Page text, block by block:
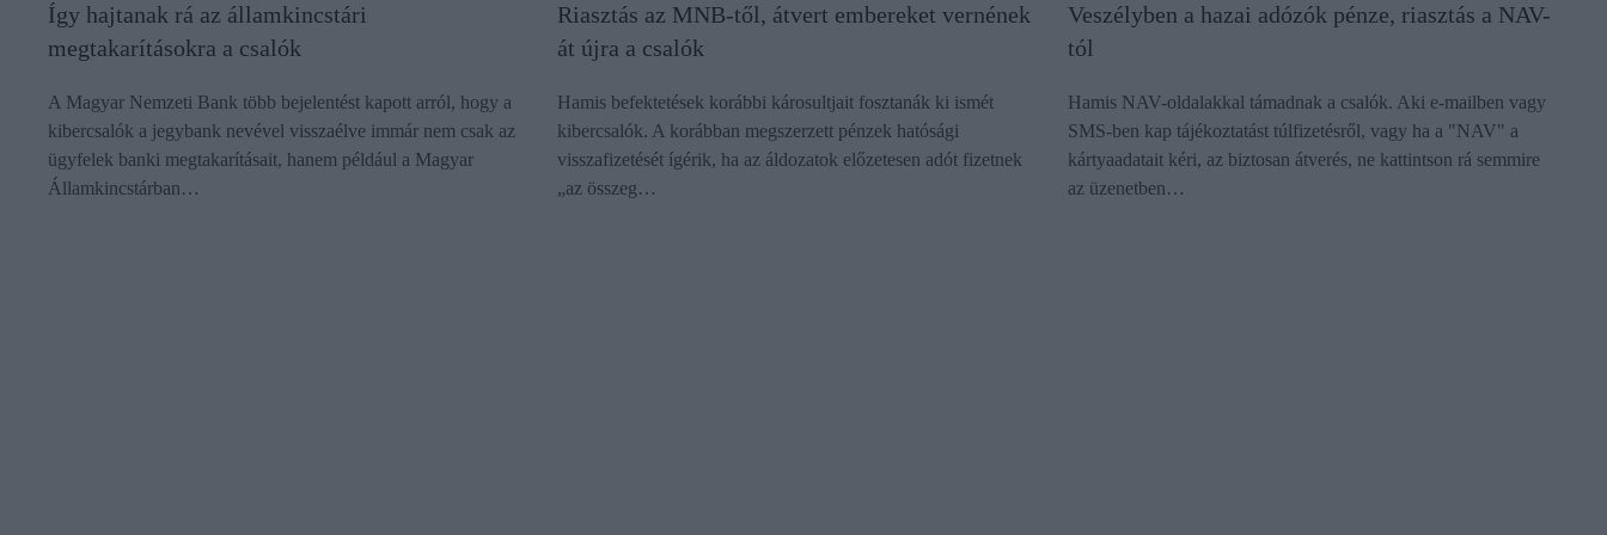
Így hajtanak rá az államkincstári
megtakarításokra a csalók
A Magyar Nemzeti Bank több bejelentést kapott arról, hogy a
kibercsalók a jegybank nevével visszaélve immár nem csak az
ügyfelek banki megtakarításait, hanem például a Magyar
Államkincstárban…
Riasztás az MNB-től, átvert embereket vernének
át újra a csalók
Hamis befektetések korábbi károsultjait fosztanák ki ismét
kibercsalók. A korábban megszerzett pénzek hatósági
visszafizetését ígérik, ha az áldozatok előzetesen adót fizetnek
„az összeg…
Veszélyben a hazai adózók pénze, riasztás a NAV-
tól
Hamis NAV-oldalakkal támadnak a csalók. Aki e-mailben vagy
SMS-ben kap tájékoztatást túlfizetésről, vagy ha a "NAV" a
kártyaadatait kéri, az biztosan átverés, ne kattintson rá semmire
az üzenetben…